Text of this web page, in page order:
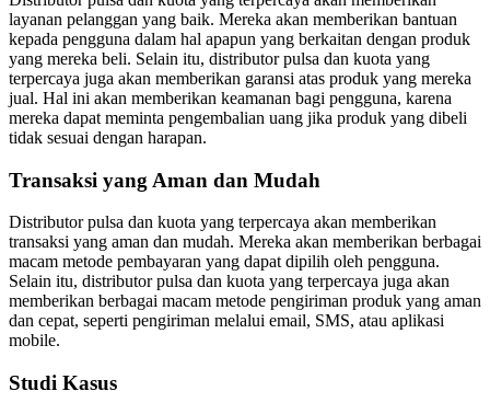
layanan pelanggan yang baik. Mereka akan memberikan bantuan
kepada pengguna dalam hal apapun yang berkaitan dengan produk
yang mereka beli. Selain itu, distributor pulsa dan kuota yang
terpercaya juga akan memberikan garansi atas produk yang mereka
jual. Hal ini akan memberikan keamanan bagi pengguna, karena
mereka dapat meminta pengembalian uang jika produk yang dibeli
tidak sesuai dengan harapan.
Transaksi yang Aman dan Mudah
Distributor pulsa dan kuota yang terpercaya akan memberikan
transaksi yang aman dan mudah. Mereka akan memberikan berbagai
macam metode pembayaran yang dapat dipilih oleh pengguna.
Selain itu, distributor pulsa dan kuota yang terpercaya juga akan
memberikan berbagai macam metode pengiriman produk yang aman
dan cepat, seperti pengiriman melalui email, SMS, atau aplikasi
mobile.
Studi Kasus